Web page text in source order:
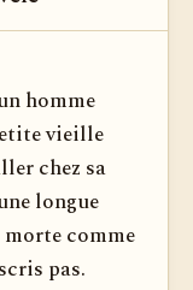
homme
vieille
chez sa
longue
comme
pas.